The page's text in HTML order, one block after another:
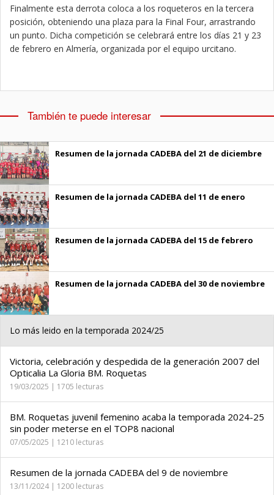
Finalmente esta derrota coloca a los roqueteros en la tercera
posición, obteniendo una plaza para la Final Four, arrastrando
un punto. Dicha competición se celebrará entre los días 21 y 23
de febrero en Almería, organizada por el equipo urcitano.
También te puede interesar
Resumen de la jornada CADEBA del 21 de diciembre
Resumen de la jornada CADEBA del 11 de enero
Resumen de la jornada CADEBA del 15 de febrero
Resumen de la jornada CADEBA del 30 de noviembre
Lo más leido en la temporada 2024/25
Victoria, celebración y despedida de la generación 2007 del
Opticalia La Gloria BM. Roquetas
19/03/2025 | 1705 lecturas
BM. Roquetas juvenil femenino acaba la temporada 2024-25
sin poder meterse en el TOP8 nacional
07/05/2025 | 1210 lecturas
Resumen de la jornada CADEBA del 9 de noviembre
13/11/2024 | 1200 lecturas